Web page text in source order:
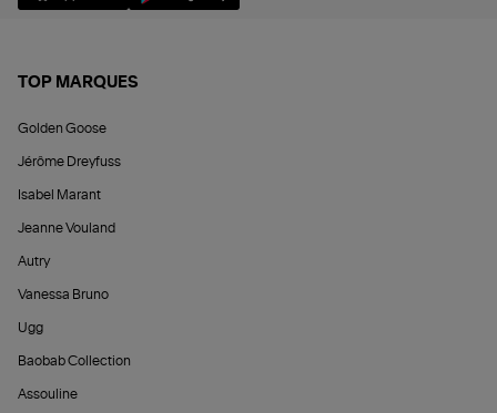
TOP MARQUES
Golden Goose
Jérôme Dreyfuss
Isabel Marant
Jeanne Vouland
Autry
Vanessa Bruno
Ugg
Baobab Collection
Assouline